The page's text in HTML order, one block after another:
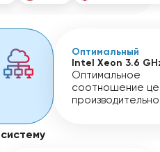
Оптимальный
Intel Xeon 3.6
Оптимальное
соотношение